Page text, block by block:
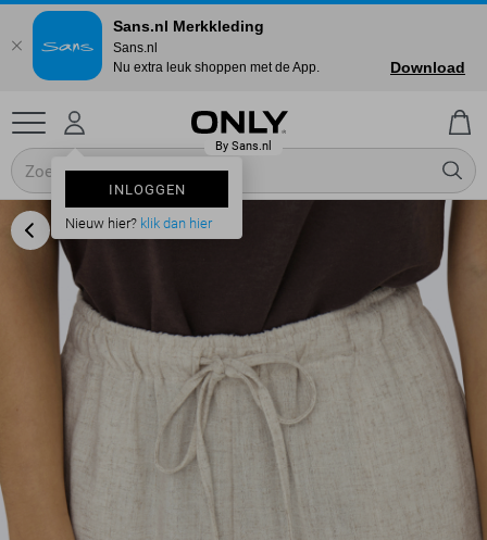
INLOGGEN
Nieuw hier? klik dan hier
Sans.nl Merkkleding
Sans.nl
Nu extra leuk shoppen met de App.
Download